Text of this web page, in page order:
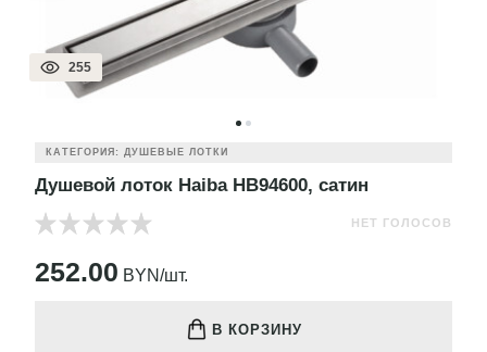
255
КАТЕГОРИЯ: ДУШЕВЫЕ ЛОТКИ
Душевой лоток Haiba HB94600, сатин
НЕТ ГОЛОСОВ
252.00 BYN/шт.
В КОРЗИНУ